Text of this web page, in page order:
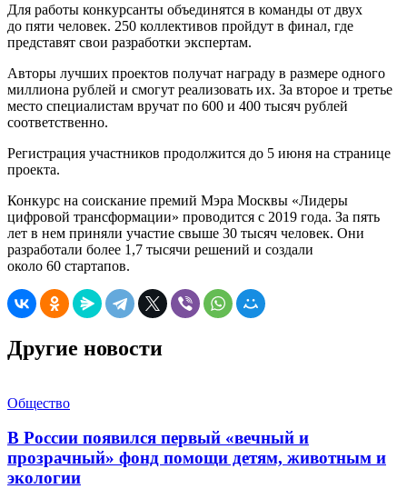
Для работы конкурсанты объединятся в команды от двух
до пяти человек. 250 коллективов пройдут в финал, где
представят свои разработки экспертам.
Авторы лучших проектов получат награду в размере одного
миллиона рублей и смогут реализовать их. За второе и третье
место специалистам вручат по 600 и 400 тысяч рублей
соответственно.
Регистрация участников продолжится до 5 июня на странице
проекта.
Конкурс на соискание премий Мэра Москвы «Лидеры
цифровой трансформации» проводится с 2019 года. За пять
лет в нем приняли участие свыше 30 тысяч человек. Они
разработали более 1,7 тысячи решений и создали
около 60 стартапов.
Другие новости
Общество
В России появился первый «вечный и
прозрачный» фонд помощи детям, животным и
экологии